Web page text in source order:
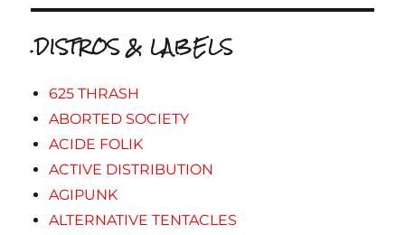
.DISTROS & LABELS
625 THRASH
ABORTED SOCIETY
ACIDE FOLIK
ACTIVE DISTRIBUTION
AGIPUNK
ALTERNATIVE TENTACLES